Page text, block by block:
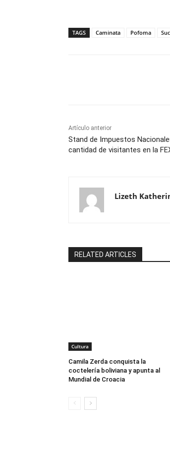
TAGS Caminata Pofoma
Artículo anterior
Stand de Impuestos
cantidad de visitantes en la
Lizeth
RELATED ARTICLES
Cultura
Camila Zerda conquista la
coctelería boliviana y apunta al
Mundial de Croacia